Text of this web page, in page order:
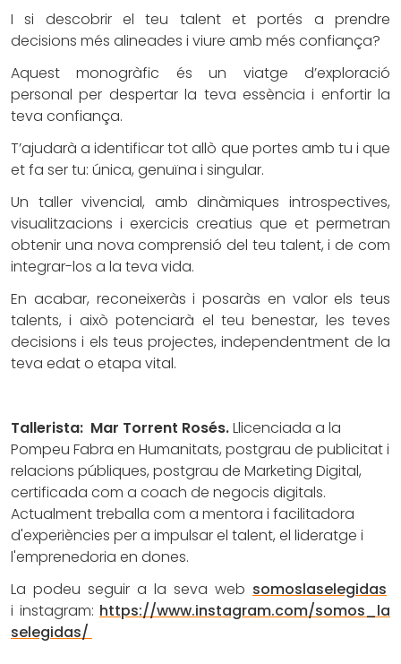
I si descobrir el teu talent et portés a prendre
decisions més alineades i viure amb més confiança?
Aquest monogràfic és un viatge d’exploració
personal per despertar la teva essència i enfortir la
teva confiança.
T’ajudarà a identificar tot allò que portes amb tu i que
et fa ser tu: única, genuïna i singular.
Un taller vivencial, amb dinàmiques introspectives,
visualitzacions i exercicis creatius que et permetran
obtenir una nova comprensió del teu talent, i de com
integrar-los a la teva vida.
En acabar, reconeixeràs i posaràs en valor els teus
talents, i això potenciarà el teu benestar, les teves
decisions i els teus projectes, independentment de la
teva edat o etapa vital.
Tallerista: Mar Torrent Rosés.Llicenciada a la
Pompeu Fabra en Humanitats, postgrau de publicitat i
relacions públiques, postgrau de Marketing Digital,
certificada com a coach de negocis digitals.
Actualment treballa com a mentora i facilitadora
d'experiències per a impulsar el talent, el lideratge i
l'emprenedoria en dones.
La podeu seguir a la seva web somoslaselegidas
i instagram: https://www.instagram.com/somos_la
selegidas/